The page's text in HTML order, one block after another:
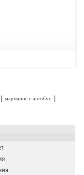
| мармарис с автобус |